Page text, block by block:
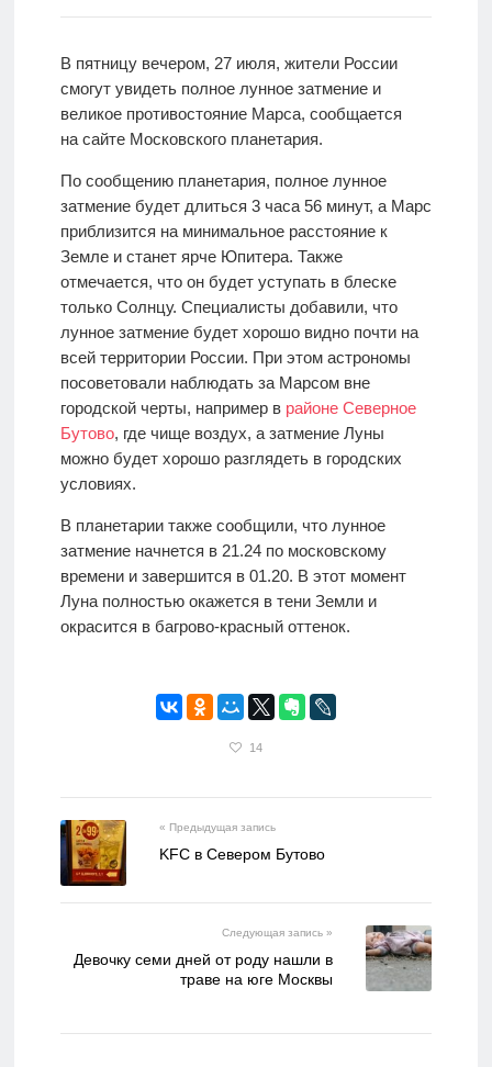
В пятницу вечером, 27 июля, жители России
смогут увидеть полное лунное затмение и
великое противостояние Марса, сообщается
на сайтеМосковского планетария.
По сообщению планетария, полное лунное
затмение будет длиться 3 часа 56 минут, а Марс
приблизится на минимальное расстояние к
Земле и станет ярче Юпитера. Также
отмечается, что он будет уступать в блеске
только Солнцу. Специалисты добавили, что
лунное затмение будет хорошо видно почти на
всей территории России. При этом астрономы
посоветовали наблюдать за Марсом вне
городской черты, например в районе Северное
Бутово, где чище воздух, а затмение Луны
можно будет хорошо разглядеть в городских
условиях.
В планетарии также сообщили, что лунное
затмение начнется в 21.24 по московскому
времени и завершится в 01.20. В этот момент
Луна полностью окажется в тени Земли и
окрасится в багрово-красный оттенок.
14
« Предыдущая запись
KFC в Севером Бутово
Следующая запись »
Девочку семи дней от роду нашли в
траве на юге Москвы